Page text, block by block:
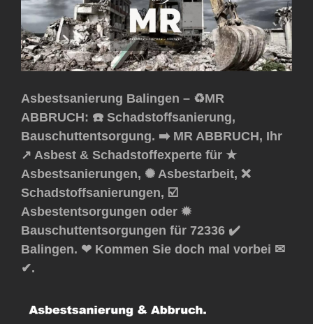
Asbestsanierung Balingen – ♻️MR
ABBRUCH: ☎️ Schadstoffsanierung,
Bauschuttentsorgung. ➡️ MR ABBRUCH, Ihr
↗️ Asbest & Schadstoffexperte für ★
Asbestsanierungen, ✺ Asbestarbeit, ❌
Schadstoffsanierungen, ☑️
Asbestentsorgungen oder ✹
Bauschuttentsorgungen für 72336 ✔️
Balingen. ❤ Kommen Sie doch mal vorbei ✉
✔.